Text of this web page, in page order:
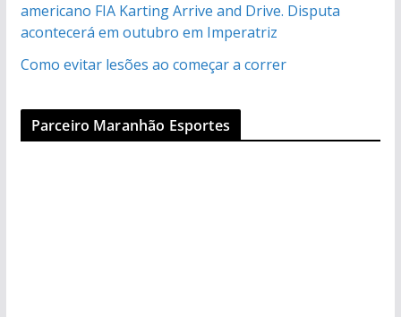
americano FIA Karting Arrive and Drive. Disputa
acontecerá em outubro em Imperatriz
Como evitar lesões ao começar a correr
Parceiro Maranhão Esportes